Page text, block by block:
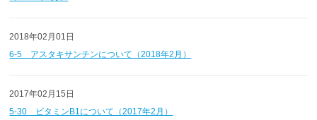
2018年02月01日
6-5 アスタキサンチンについて（2018年2月）
2017年02月15日
5-30 ビタミンB1について（2017年2月）